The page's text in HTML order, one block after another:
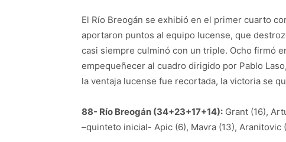
El Río Breogán se exhibió en el primer cuarto
aportaron puntos al equipo lucense, que
casi siempre culminó con un triple. Ocho firmó
empequeñecer al cuadro dirigido por Pablo
la ventaja lucense fue recortada, la victoria se
88- Río Breogán (34+23+17+14): Grant (16),
–quinteto inicial- Apic (6), Mavra (13), Aranitovic